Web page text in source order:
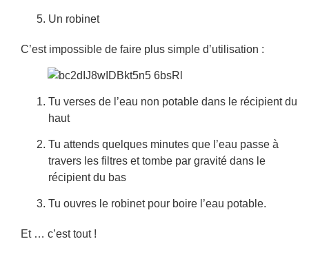
Un robinet
C’est impossible de faire plus simple d’utilisation :
Tu verses de l’eau non potable dans le récipient du
haut
Tu attends quelques minutes que l’eau passe à
travers les filtres et tombe par gravité dans le
récipient du bas
Tu ouvres le robinet pour boire l’eau potable.
Et … c’est tout !